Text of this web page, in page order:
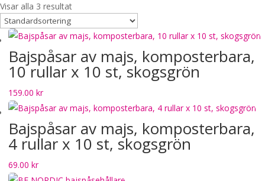
Visar alla 3 resultat
Bajspåsar av majs, komposterbara,
10 rullar x 10 st, skogsgrön
159.00 kr
Bajspåsar av majs, komposterbara,
4 rullar x 10 st, skogsgrön
69.00 kr